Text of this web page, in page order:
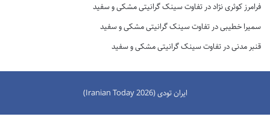
فرامرز کوثری نژاددر تفاوت سینک گرانیتی مشکی و سفید
سمیرا خطیبیدر تفاوت سینک گرانیتی مشکی و سفید
قنبر مدنیدر تفاوت سینک گرانیتی مشکی و سفید
ایران تودی (Iranian Today 2026)